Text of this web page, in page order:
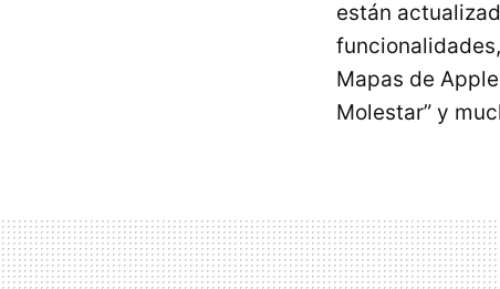
están
Mapas de
Molestar” y